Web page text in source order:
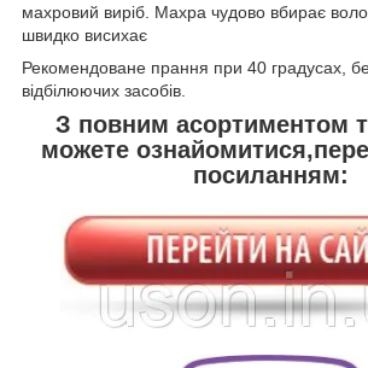
махровий виріб. Махра чудово вбирає
швидко висихає
Рекомендоване прання при 40 градусах,
відбілюючих засобів.
З повним асортиментом
можете
посиланням: